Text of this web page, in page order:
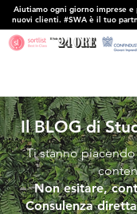
Aiutiamo ogni giorno imprese e
nuovi clienti. #SWA è il tuo
Il BLOG di
Ti stanno
Non esitare,
Consulenza